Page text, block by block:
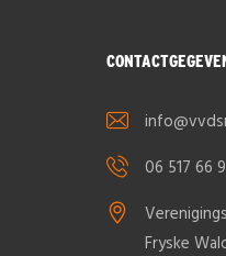
06 517 66
Fryske